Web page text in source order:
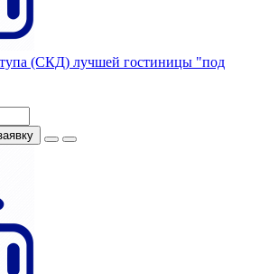
(СКД) лучшей гостиницы "под